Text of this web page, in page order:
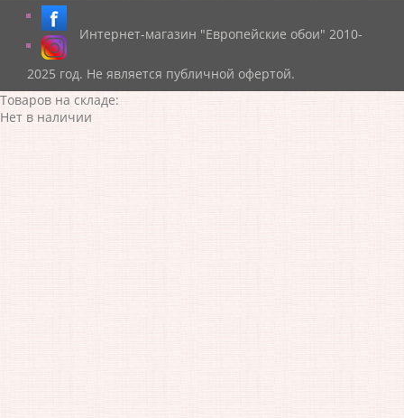
Интернет-магазин "Европейские обои" 2010-
2025 год. Не является публичной офертой.
Товаров на складе:
Нет в наличии